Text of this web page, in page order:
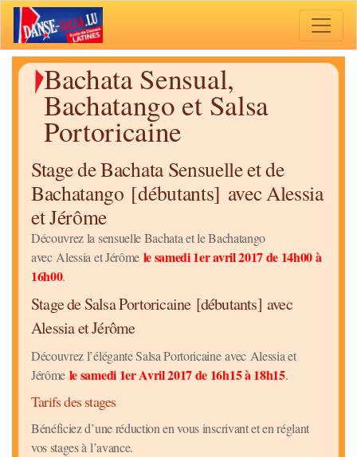
Bachata Sensual,
Bachatango et Salsa
Portoricaine
Stage de Bachata Sensuelle et de
Bachatango [débutants] avec Alessia
et Jérôme
Découvrez la sensuelle Bachata et le Bachatango
avec Alessia et Jérôme le samedi 1er avril 2017 de 14h00 à
16h00.
Stage de Salsa Portoricaine [débutants] avec
Alessia et Jérôme
Découvrez l’élégante Salsa Portoricaine avec Alessia et
Jérôme le samedi 1er Avril 2017 de 16h15 à 18h15.
Tarifs des stages
Bénéficiez d’une réduction en vous inscrivant et en réglant
vos stages à l’avance.